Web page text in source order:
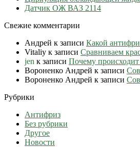
Датчик ОЖ ВАЗ 2114
Свежие комментарии
Андрей к записи Какой
Vitaliy к записи Сравниваем
jen к записи Почему
Вороненко Андрей к записи
Вороненко Андрей к записи
Рубрики
Антифриз
Без рубрики
Другое
Новости